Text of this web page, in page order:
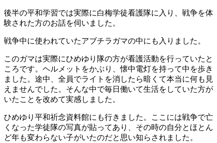
後半の平和学習では実際に白梅学徒看護隊に入り、戦争を体
験された方のお話を伺いました。
戦争中に使われていたアブチラガマの中にも入りました。
このガマは実際にひめゆり隊の方が看護活動を行っていたと
ころです。ヘルメットをかぶり、懐中電灯を持って中を歩き
ました。途中、全員でライトを消したら暗くて本当に何も見
えませんでした。そんな中で毎日働いて生活をしていた方が
いたことを改めて実感しました。
ひめゆり平和祈念資料館にも行きました。ここには戦争で亡
くなった学徒隊の写真が貼ってあり、その時の自分とほとん
ど年も変わらない子がいたのだと思い知らされました。